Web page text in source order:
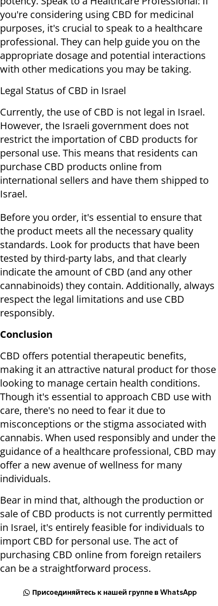
you're considering using CBD for medicinal
purposes, it's crucial to speak to a healthcare
professional. They can help guide you on the
appropriate dosage and potential interactions
with other medications you may be taking.
Legal Status of CBD in Israel
Currently, the use of CBD is not legal in Israel.
However, the Israeli government does not
restrict the importation of CBD products for
personal use. This means that residents can
purchase CBD products online from
international sellers and have them shipped to
Israel.
Before you order, it's essential to ensure that
the product meets all the necessary quality
standards. Look for products that have been
tested by third-party labs, and that clearly
indicate the amount of CBD (and any other
cannabinoids) they contain. Additionally, always
respect the legal limitations and use CBD
responsibly.
Conclusion
CBD offers potential therapeutic benefits,
making it an attractive natural product for those
looking to manage certain health conditions.
Though it's essential to approach CBD use with
care, there's no need to fear it due to
misconceptions or the stigma associated with
cannabis. When used responsibly and under the
guidance of a healthcare professional, CBD may
offer a new avenue of wellness for many
individuals.
Bear in mind that, although the production or
sale of CBD products is not currently permitted
in Israel, it's entirely feasible for individuals to
import CBD for personal use. The act of
purchasing CBD online from foreign retailers
can be a straightforward process.
Присоединяйтесь к нашей группе в WhatsApp